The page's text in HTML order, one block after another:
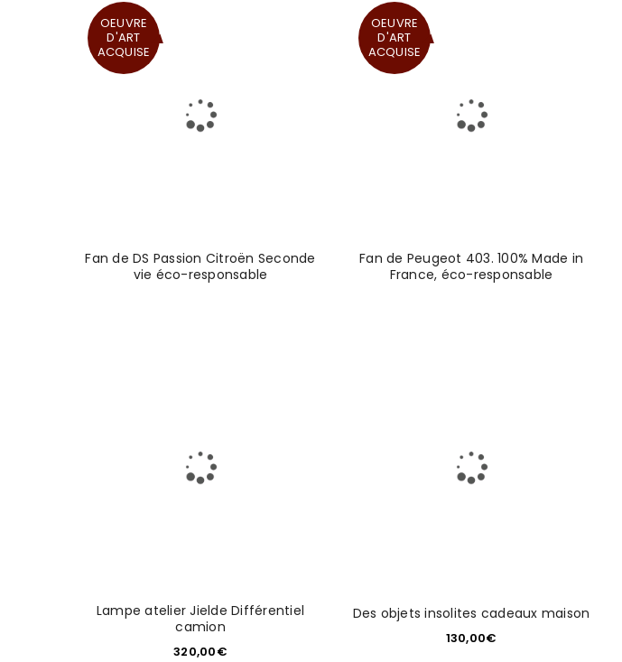
MOT DE PASSE PERDU ?
OEUVRE
D'ART
ACQUISE
Fan de DS Passion Citroën Seconde
vie éco-responsable
OEUVRE
D'ART
ACQUISE
Fan de Peugeot 403. 100% Made in
France, éco-responsable
Lampe atelier Jielde Différentiel
camion
320,00€
Des objets insolites cadeaux maison
130,00€